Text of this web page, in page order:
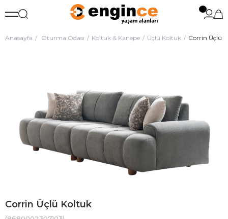
Anasayfa Oturma Odası Koltuk & Kanepe Üçlü Koltuk Corrin Üçlü
Corrin Üçlü Koltuk